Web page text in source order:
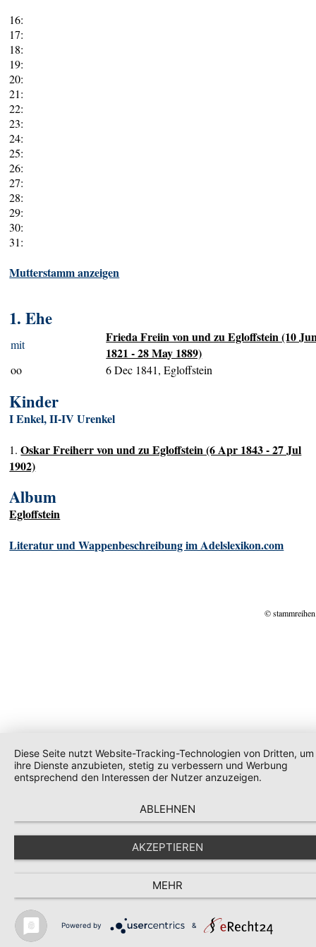
16:
17:
18:
19:
20:
21:
22:
23:
24:
25:
26:
27:
28:
29:
30:
31:
Mutterstamm anzeigen
1. Ehe
mit
Frieda Freiin von und zu Egloffstein (10
1821 - 28 May 1889)
oo 6 Dec 1841, Egloffstein
Kinder
I Enkel, II-IV Urenkel
1.Oskar Freiherr von und zu Egloffstein (6 Apr 1843 - 27 Jul
1902)
Album
Egloffstein
Literatur und Wappenbeschreibung im Adelslexikon.com
©
Diese Seite nutzt Website-Tracking-Technologien von Dritten, um
ihre Dienste anzubieten, stetig zu verbessern und Werbung
entsprechend den Interessen der Nutzer anzuzeigen.
ABLEHNEN
AKZEPTIEREN
MEHR
Powered by &